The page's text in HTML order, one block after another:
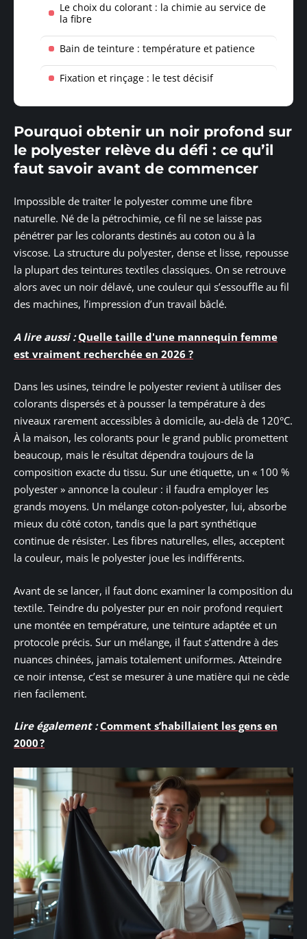
Le choix du colorant : la chimie au service de
la fibre
Bain de teinture : température et patience
Fixation et rinçage : le test décisif
Pourquoi obtenir un noir profond sur
le polyester relève du défi : ce qu’il
faut savoir avant de commencer
Impossible de traiter le polyester comme une fibre
naturelle. Né de la pétrochimie, ce fil ne se laisse pas
pénétrer par les colorants destinés au coton ou à la
viscose. La structure du polyester, dense et lisse, repousse
la plupart des teintures textiles classiques. On se retrouve
alors avec un noir délavé, une couleur qui s’essouffle au fil
des machines, l’impression d’un travail bâclé.
A lire aussi : Quelle taille d'une mannequin femme
est vraiment recherchée en 2026 ?
Dans les usines, teindre le polyester revient à utiliser des
colorants dispersés et à pousser la température à des
niveaux rarement accessibles à domicile, au-delà de 120°C.
À la maison, les colorants pour le grand public promettent
beaucoup, mais le résultat dépendra toujours de la
composition exacte du tissu. Sur une étiquette, un « 100 %
polyester » annonce la couleur : il faudra employer les
grands moyens. Un mélange coton-polyester, lui, absorbe
mieux du côté coton, tandis que la part synthétique
continue de résister. Les fibres naturelles, elles, acceptent
la couleur, mais le polyester joue les indifférents.
Avant de se lancer, il faut donc examiner la composition du
textile. Teindre du polyester pur en noir profond requiert
une montée en température, une teinture adaptée et un
protocole précis. Sur un mélange, il faut s’attendre à des
nuances chinées, jamais totalement uniformes. Atteindre
ce noir intense, c’est se mesurer à une matière qui ne cède
rien facilement.
Lire également : Comment s’habillaient les gens en
2000 ?